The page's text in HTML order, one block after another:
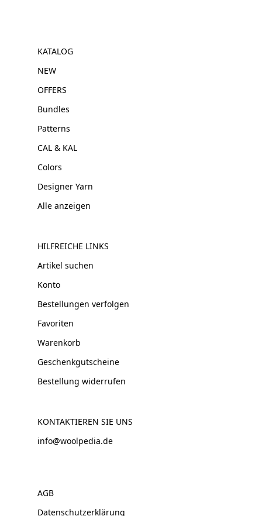
KATALOG
NEW
OFFERS
Bundles
Patterns
CAL & KAL
Colors
Designer Yarn
Alle anzeigen
HILFREICHE LINKS
Artikel suchen
Konto
Bestellungen verfolgen
Favoriten
Warenkorb
Geschenkgutscheine
Bestellung widerrufen
KONTAKTIEREN SIE UNS
info@woolpedia.de
AGB
Datenschutzerklärung